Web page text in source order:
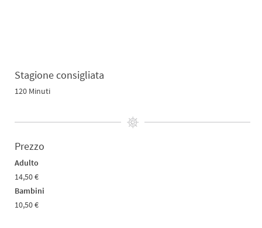
Stagione consigliata
120 Minuti
Prezzo
Adulto
14,50 €
Bambini
10,50 €